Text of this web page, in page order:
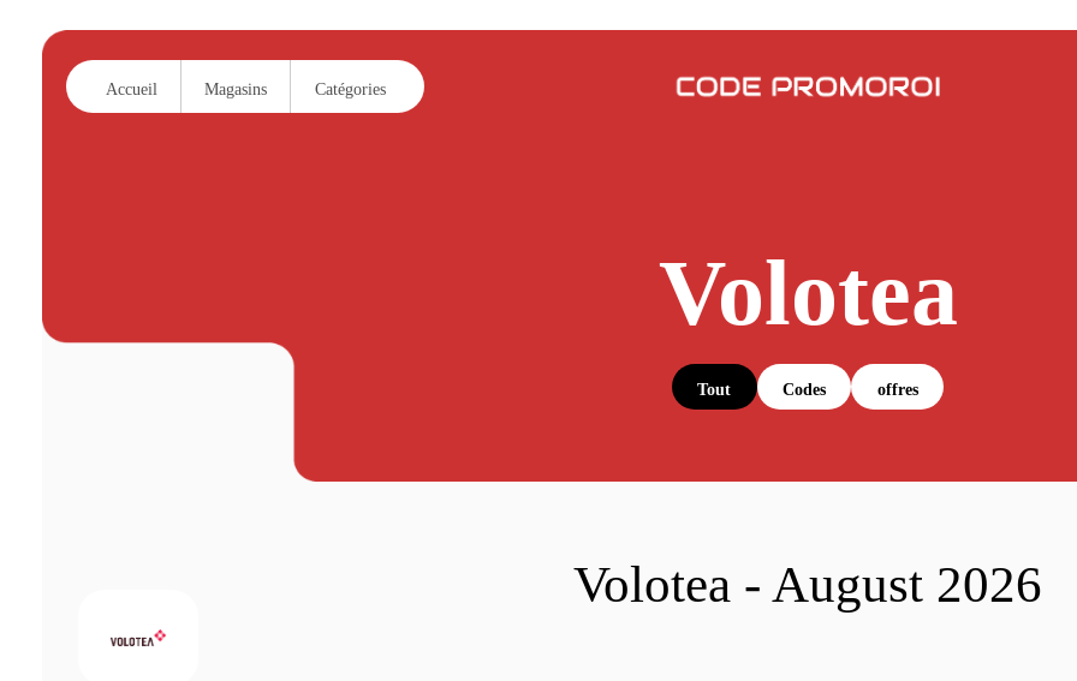
Accueil Magasins Catégories
Volotea
Tout Codes offres
Volotea - August 2026